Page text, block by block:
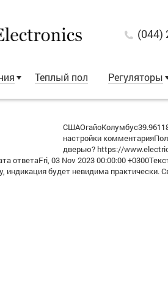
(044)
Теплый пол Регуляторы
настройки
дверью? https://
ответаFri, 03 Nov 2023 00:00:00
индикация будет невидима